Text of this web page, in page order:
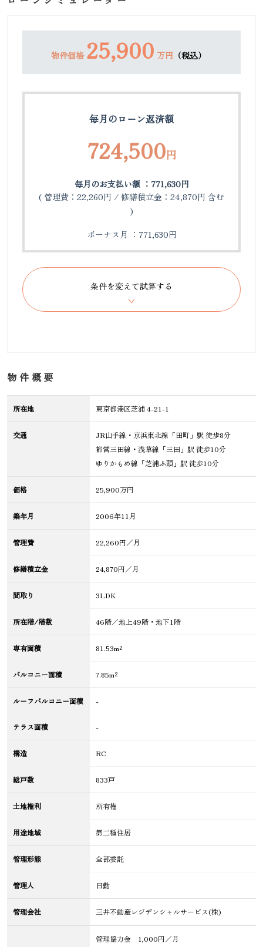
物件価格 25,900 万円 （税込）
毎月のローン返済額
724,500円
毎月のお支払い額 ：771,630円
( 管理費：22,260円 / 修繕積立金：24,870円 含む
)
ボーナス月 ：771,630円
物件概要
所在地 東京都港区芝浦 4-21-1
交通
JR山手線・京浜東北線「田町」駅 徒歩8分
都営三田線・浅草線「三田」駅 徒歩10分
ゆりかもめ線「芝浦ふ頭」駅 徒歩10分
価格 25,900万円
築年月 2006年11月
管理費 22,260円／月
修繕積立金 24,870円／月
間取り 3LDK
所在階/階数 46階／地上49階・地下1階
専有面積 81.53m²
バルコニー面積 7.85m²
ルーフバルコニー面積 -
テラス面積 -
構造 RC
総戸数 833戸
土地権利 所有権
用途地域 第二種住居
管理形態 全部委託
管理人 日勤
管理会社 三井不動産レジデンシャルサービス(株)
管理協力金 1,000円／月